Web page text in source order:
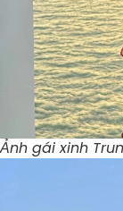
Ảnh gái xinh